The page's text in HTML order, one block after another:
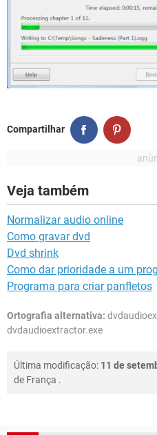
Compartilhar
Veja também
Normalizar audio online
Como gravar dvd
Dvd shrink
Como dar prioridade a um
Programa para criar panfletos
Ortografia alternativa:
dvdaudioextractor.exe
Última modificação: 11 de
de França .